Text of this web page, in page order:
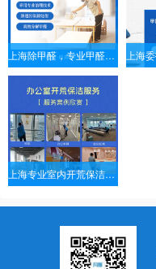
上海除甲醛，专业甲醛治理，装修污染除味，室内空气污染治理17年经验，值得信赖。
上海专业室内开荒保洁，精保洁上门服务，不满意不收费。